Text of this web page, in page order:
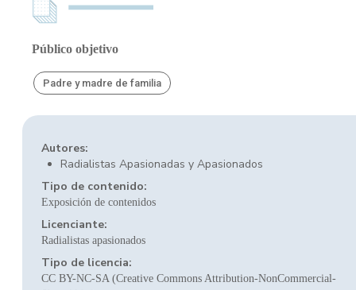
Público objetivo
Padre y madre de familia
Autores:
Radialistas Apasionadas y Apasionados
Tipo de contenido:
Exposición de contenidos
Licenciante:
Radialistas apasionados
Tipo de licencia:
CC BY-NC-SA (Creative Commons Attribution-NonCommercial-